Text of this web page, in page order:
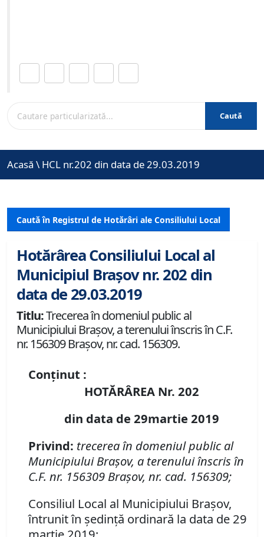
Caută
Acasă \ HCL nr.202 din data de 29.03.2019
Caută în Registrul de Hotărâri ale Consiliului Local
Hotărârea Consiliului Local al
Municipiul Brașov nr. 202 din
data de 29.03.2019
Titlu:Trecerea în domeniul public al
Municipiului Braşov, a terenului înscris în C.F.
nr. 156309 Braşov, nr. cad. 156309.
Conținut :
HOTĂRÂREA Nr. 202
din data de 29martie 2019
Privind: trecerea în domeniul public al
Municipiului Braşov, a terenului înscris în
C.F. nr. 156309 Braşov, nr. cad. 156309;
Consiliul Local al Municipiului Braşov,
întrunit în şedinţă ordinară la data de 29